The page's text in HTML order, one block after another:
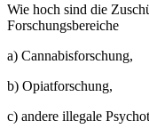
Wie hoch sind die
Forschungsbereiche
a) Cannabisforschung,
b) Opiatforschung,
c) andere illegale